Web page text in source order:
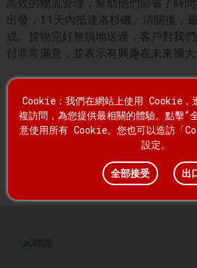
出發，11天內抵達洛杉磯。清關後，
成。貨物完好無損地送達，客戶對我
付非常滿意，並表示有興趣在未來擴大
Cookie：我們在網站上使用 Cookie，
複訪問，為您提供最相關的體驗。點擊“
意使用所有 Cookie。您也可以造訪「
設定。
全部接受 出